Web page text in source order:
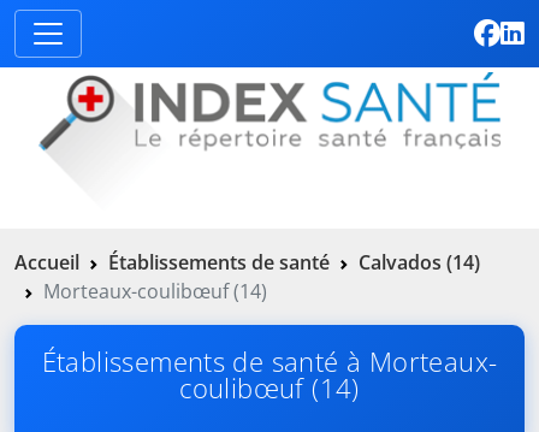
Accueil Établissements de santé
Calvados (14)
Morteaux-coulibœuf (14)
Établissements de santé à Morteaux-
coulibœuf (14)